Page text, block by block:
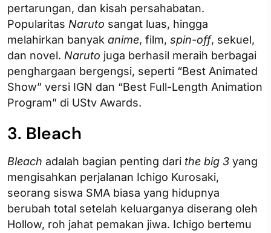
pertarungan, dan kisah persahabatan.
Popularitas Naruto sangat luas, hingga
melahirkan banyak anime, film, spin-off, sekuel,
dan novel. Naruto juga berhasil meraih berbagai
penghargaan bergengsi, seperti “Best Animated
Show” versi IGN dan “Best Full-Length Animation
Program” di UStv Awards.
3. Bleach
Bleach adalah bagian penting dari the big 3 yang
mengisahkan perjalanan Ichigo Kurosaki,
seorang siswa SMA biasa yang hidupnya
berubah total setelah keluarganya diserang oleh
Hollow, roh jahat pemakan jiwa. Ichigo bertemu